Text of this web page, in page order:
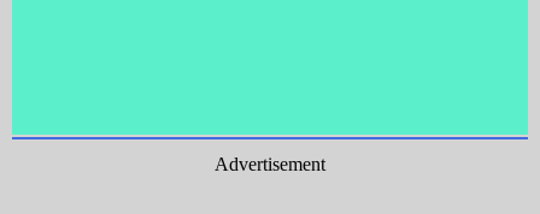
Advertisement